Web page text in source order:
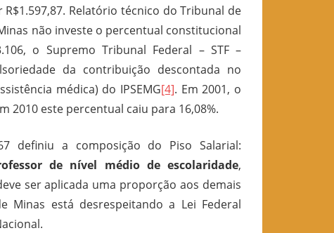
Relatório técnico do Tribunal de
não investe o percentual constitucional
o Supremo Tribunal Federal – STF –
da contribuição descontada no
médica) do IPSEMG[4]. Em 2001, o
2010 este percentual caiu para 16,08%.
definiu a composição do Piso Salarial:
de nível médio de escolaridade,
ser aplicada uma proporção aos demais
Minas está desrespeitando a Lei Federal